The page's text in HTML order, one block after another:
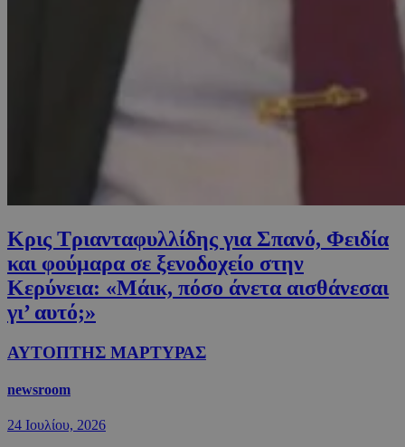
Κρις Τριανταφυλλίδης για Σπανό, Φειδία
και φούμαρα σε ξενοδοχείο στην
Κερύνεια: «Μάικ, πόσο άνετα αισθάνεσαι
γι’ αυτό;»
ΑΥΤΟΠΤΗΣ ΜΑΡΤΥΡΑΣ
newsroom
24 Ιουλίου, 2026